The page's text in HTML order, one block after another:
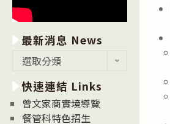
最新消息 News
消
息
News
選取分類
快速連結 Links
曾文家商實境導覽
餐管科特色招生